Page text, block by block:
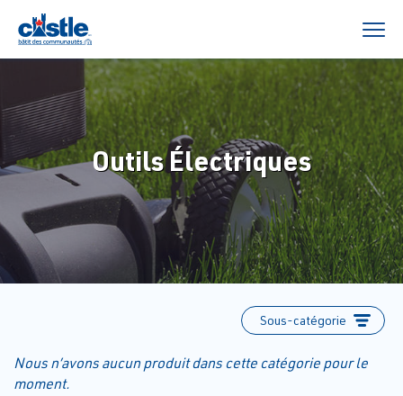
Outils Électriques
Sous-catégorie
Nous n’avons aucun produit dans cette catégorie pour le
moment.